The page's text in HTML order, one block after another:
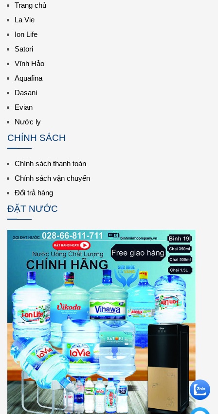
Trang chủ
La Vie
Ion Life
Satori
Vĩnh Hảo
Aquafina
Dasani
Evian
Nước ly
CHÍNH SÁCH
Chính sách thanh toán
Chính sách vận chuyển
Đổi trả hàng
ĐẶT NƯỚC